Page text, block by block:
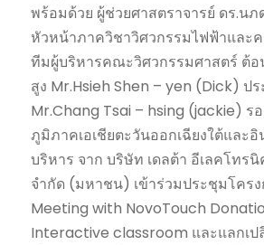
พร้อมด้วย ผู้ช่วยศาสตราจารย์ ดร.นภ
หัวหน้าภาควิชาวิศวกรรมไฟฟ้าและ
ทีมผู้บริหารคณะวิศวกรรมศาสตร์ ต้อ
สูง Mr.Hsieh Shen – yen (Dick) ป
Mr.Chang Tsai – hsing (jackie) ร
ภูมิภาคเอเชียตะวันออกเฉียงใต้และ
บริหาร จาก บริษัท เดลต้า อีเลคโทร
จำกัด (มหาชน) เข้าร่วมประชุมโคร
Meeting with NovoTouch
Interactive classroom และแลกเ